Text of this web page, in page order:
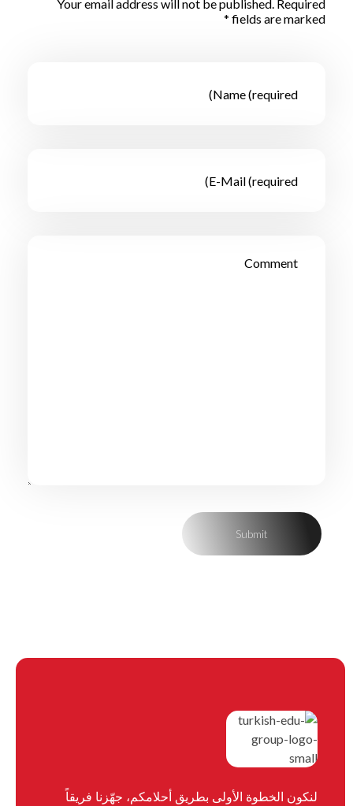
Your email address will not be published. Required
fields are marked *
لنكون الخطوة الأولى بطريق أحلامكم، جهّزنا فريقاً